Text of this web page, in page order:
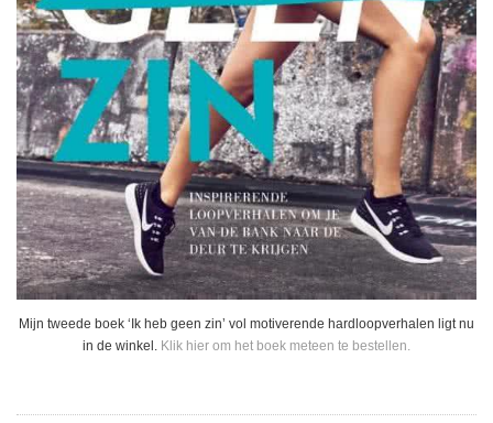
Mijn tweede boek ‘Ik heb geen zin’ vol motiverende hardloopverhalen ligt nu
in de winkel. Klik hier om het boek meteen te bestellen.